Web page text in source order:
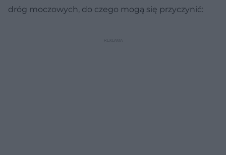
dróg moczowych, do czego mogą się przyczynić: